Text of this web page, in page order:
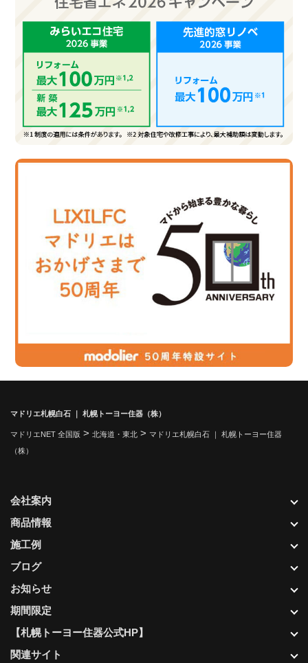
マドリエ札幌白石 ｜ 札幌トーヨー住器（株）
マドリエNET 全国版 > 北海道・東北 > マドリエ札幌白石 ｜ 札幌トーヨー住器
（株）
会社案内
商品情報
施工例
ブログ
お知らせ
期間限定
【札幌トーヨー住器公式HP】
関連サイト